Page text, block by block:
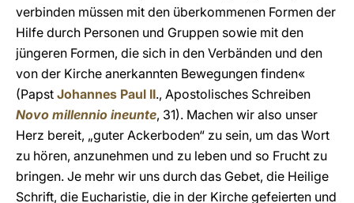
verbinden müssen mit den überkommenen Formen der
Hilfe durch Personen und Gruppen sowie mit den
jüngeren Formen, die sich in den Verbänden und den
von der Kirche anerkannten Bewegungen finden«
(Papst Johannes Paul II., Apostolisches Schreiben
Novo millennio ineunte, 31). Machen wir also unser
Herz bereit, „guter Ackerboden“ zu sein, um das Wort
zu hören, anzunehmen und zu leben und so Frucht zu
bringen. Je mehr wir uns durch das Gebet, die Heilige
Schrift, die Eucharistie, die in der Kirche gefeierten und